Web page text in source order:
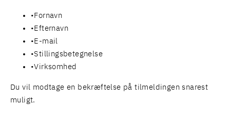
Fornavn
Efternavn
E-mail
Stillingsbetegnelse
Virksomhed
Du vil modtage en bekræftelse på tilmeldingen snarest
muligt.